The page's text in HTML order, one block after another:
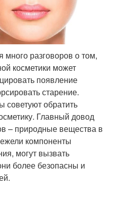
разговоров о том,
косметики может
появление
старение.
советуют обратить
Главный довод
– природные вещества в
компоненты
могут вызвать
более безопасны и